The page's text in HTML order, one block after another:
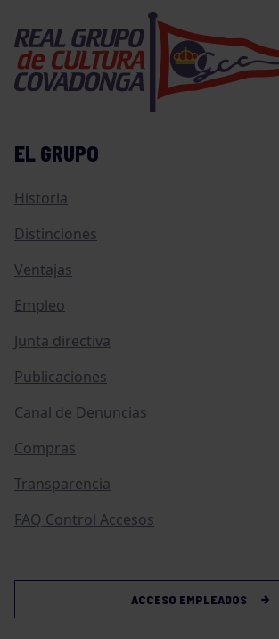
EL GRUPO
Historia
Distinciones
Ventajas
Empleo
Junta directiva
Publicaciones
Canal de Denuncias
Compras
Transparencia
FAQ Control Accesos
ACCESO EMPLEADOS